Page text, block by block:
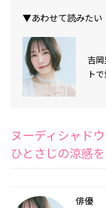
▼あわせて読みたい
吉
ト
ヌーディシャド
ひとさじの涼感を
俳優